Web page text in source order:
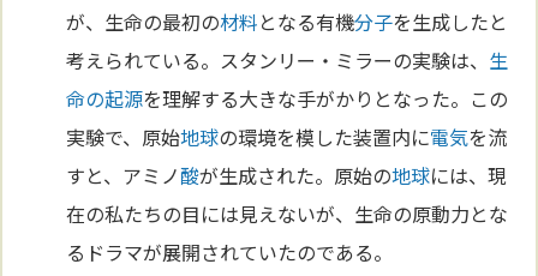
が、生命の最初の材料となる有機分子を生成したと
考えられている。スタンリー・ミラーの実験は、 生
命の起源を理解する大きな手がかりとなった。この
実験で、原始地球の環境を模した装置内に電気を流
すと、アミノ酸が生成された。原始の地球には、現
在の私たちの目には見えないが、生命の原動力とな
るドラマが展開されていたのである。